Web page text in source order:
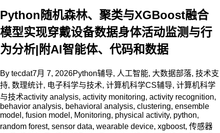
Python随机森林、聚类与XGBoost融合
模型实现穿戴设备数据身体活动监测与行
为分析|附AI智能体、代码和数据
By tecdat7月 7, 2026Python辅导, 人工智能, 大数据部落, 技术支
持, 数理统计, 电子科学与技术, 计算机科学CS辅导, 计算机科学
与技术activity analysis, activity monitoring, activity recognition,
behavior analysis, behavioral analysis, clustering, ensemble
model , fusion model , Monitoring, physical activity, python,
random forest, sensor data, wearable device, xgboost, 传感器